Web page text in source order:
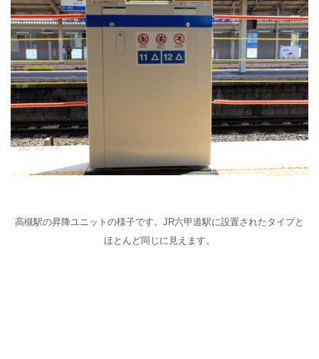
高槻駅の昇降ユニットの様子です。JR六甲道駅に設置されたタイプと
ほとんど同じに見えます。